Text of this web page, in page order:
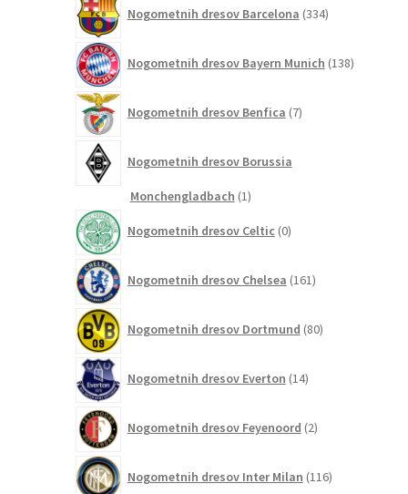
Nogometnih dresov Barcelona 334izdelkov
Nogometnih dresov Bayern Munich 138izdelkov
Nogometnih dresov Benfica 7izdelkov
Nogometnih dresov Borussia
Monchengladbach 11
Nogometnih dresov Celtic 0izdelkov
Nogometnih dresov Chelsea 161izdelkov
Nogometnih dresov Dortmund 80izdelkov
Nogometnih dresov Everton 14izdelkov
Nogometnih dresov Feyenoord 2izdelka
Nogometnih dresov Inter Milan 116izdelkov